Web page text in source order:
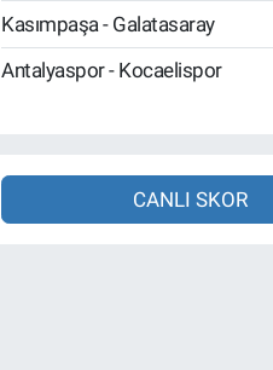
Kasımpaşa - Galatasaray
Antalyaspor - Kocaelispor
CANLI SKOR